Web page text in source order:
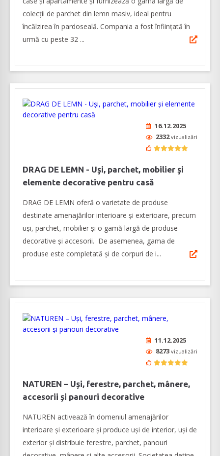
colecții de parchet din lemn masiv, ideal pentru
încălzirea în pardoseală. Compania a fost înființată în
urmă cu peste 32 ...
16.12.2025
2332vizualizări
DRAG DE LEMN - Uşi, parchet, mobilier şi
elemente decorative pentru casă
DRAG DE LEMN oferă o varietate de produse
destinate amenajărilor interioare şi exterioare, precum
uşi, parchet, mobilier şi o gamă largă de produse
decorative şi accesorii. De asemenea, gama de
produse este completată şi de corpuri de i...
11.12.2025
8273 vizualizări
NATUREN – Uși, ferestre, parchet, mânere,
accesorii și panouri decorative
NATUREN activează în domeniul amenajărilor
interioare şi exterioare şi produce uși de interior, uși de
exterior și distribuie ferestre, parchet, panouri